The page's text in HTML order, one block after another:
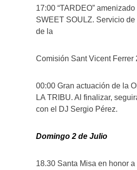
17:00 “TARDEO”
SWEET SOULZ. Servicio de
de la
Comisión Sant Vicent Ferrer
00:00 Gran actuación de la
LA TRIBU. Al finalizar,
con el DJ Sergio Pérez.
Domingo 2 de Julio
18.30 Santa Misa en honor